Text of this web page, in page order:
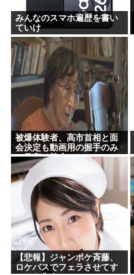
みんなのスマホ遍歴を書い
ていけ
被爆体験者、高市首相と面
会決定も動画用の握手のみ
で発言は禁止www
【悲報】ジャンポケ斉藤、
ロケバスでフェラさせてす